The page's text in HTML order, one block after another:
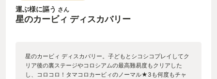
運ぶ様に謳う さん
星のカービィ ディスカバリー
星のカービィ ディスカバリー。子どもとシコシコプレイしてク
リア後の裏ステージやコロシアムの最高難易度もクリアした
し、コロコロ！タマコロカービィのノーマル★3も何度もチャ